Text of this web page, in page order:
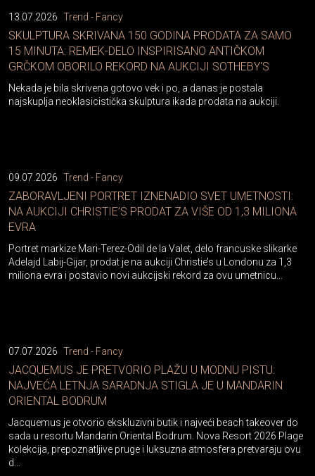
13.07.2026 Trend - Fancy
SKULPTURA SKRIVANA 150 GODINA PRODATA ZA SAMO
15 MINUTA: REMEK-DELO INSPIRISANO ANTIČKOM
GRČKOM OBORILO REKORD NA AUKCIJI SOTHEBY'S
Nekada je bila skrivena gotovo vek i po, a danas je postala
najskuplja neoklasicistička skulptura ikada prodata na aukciji.
09.07.2026 Trend - Fancy
ZABORAVLJENI PORTRET IZNENADIO SVET UMETNOSTI:
NA AUKCIJI CHRISTIE’S PRODAT ZA VIŠE OD 1,3 MILIONA
EVRA
Portret markize Mari-Terez-Odil de la Valet, delo francuske slikarke
Adelajd Labij-Gijar, prodat je na aukciji Christie’s u Londonu za 1,3
miliona evra i postavio novi aukcijski rekord za ovu umetnicu...
07.07.2026 Trend - Fancy
JACQUEMUS JE PRETVORIO PLAŽU U MODNU PISTU:
NAJVEĆA LETNJA SARADNJA STIGLA JE U MANDARIN
ORIENTAL BODRUM
Jacquemus je otvorio ekskluzivni butik i najveći beach takeover do
sada u resortu Mandarin Oriental Bodrum. Nova Resort 2026 Plage
kolekcija, prepoznatljive pruge i luksuzna atmosfera pretvaraju ovu
d...